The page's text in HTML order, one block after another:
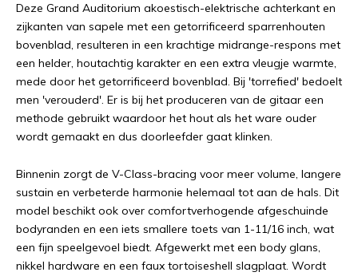
Deze Grand Auditorium akoestisch-elektrische achterkant en
zijkanten van sapele met een getorrificeerd sparrenhouten
bovenblad, resulteren in een krachtige midrange-respons met
een helder, houtachtig karakter en een extra vleugje warmte,
mede door het getorrificeerd bovenblad. Bij 'torrefied' bedoelt
men 'verouderd'. Er is bij het produceren van de gitaar een
methode gebruikt waardoor het hout als het ware ouder
wordt gemaakt en dus doorleefder gaat klinken.
Binnenin zorgt de V-Class-bracing voor meer volume, langere
sustain en verbeterde harmonie helemaal tot aan de hals. Dit
model beschikt ook over comfortverhogende afgeschuinde
bodyranden en een iets smallere toets van 1-11/16 inch, wat
een fijn speelgevoel biedt. Afgewerkt met een body glans,
nikkel hardware en een faux tortoiseshell slagplaat. Wordt